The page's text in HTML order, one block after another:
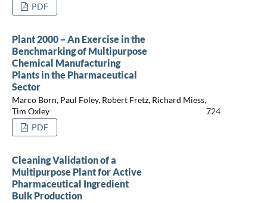
PDF
Plant 2000 – An Exercise in the
Benchmarking of Multipurpose
Chemical Manufacturing
Plants in the Pharmaceutical
Sector
Marco Born, Paul Foley, Robert Fretz, Richard Miess,
Tim Oxley
724
PDF
Cleaning Validation of a
Multipurpose Plant for Active
Pharmaceutical Ingredient
Bulk Production